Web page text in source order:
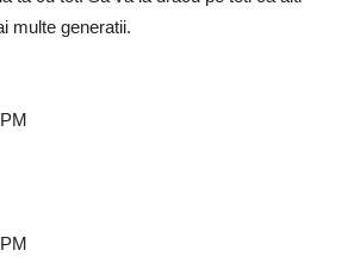
multe generatii.